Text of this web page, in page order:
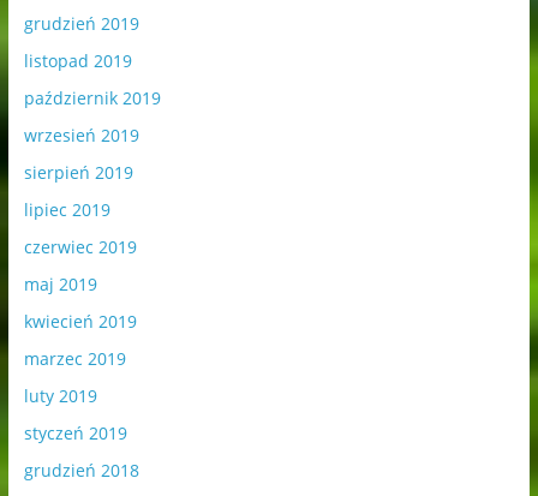
grudzień 2019
listopad 2019
październik 2019
wrzesień 2019
sierpień 2019
lipiec 2019
czerwiec 2019
maj 2019
kwiecień 2019
marzec 2019
luty 2019
styczeń 2019
grudzień 2018